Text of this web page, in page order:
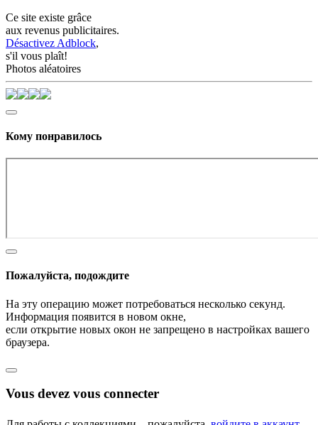
Ce site existe grâce
aux revenus publicitaires.
Désactivez Adblock,
s'il vous plaît!
Photos aléatoires
Кому понравилось
Пожалуйста, подождите
На эту операцию может потребоваться несколько секунд.
Информация появится в новом окне,
если открытие новых окон не запрещено в настройках вашего
браузера.
Vous devez vous connecter